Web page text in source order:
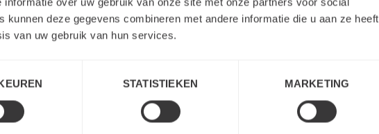
kunnen deze gegevens combineren met andere informatie die u aan ze heeft
van uw gebruik van hun services.
STATISTIEKEN MARKETING